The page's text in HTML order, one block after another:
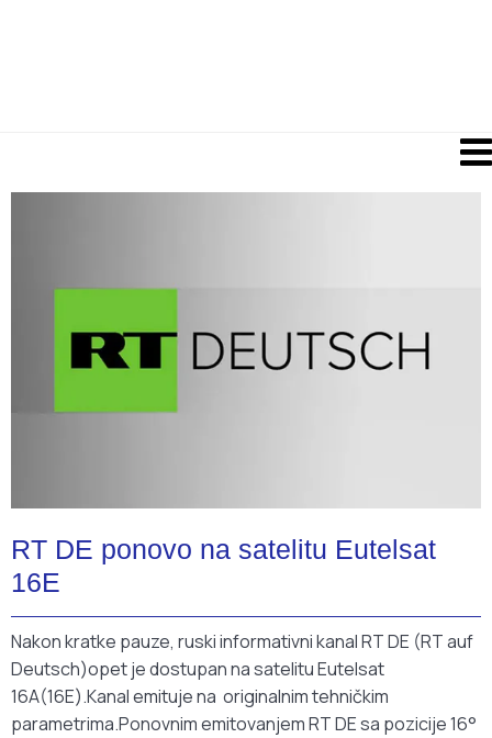
RT DE ponovo na satelitu Eutelsat
16E
Nakon kratke pauze, ruski informativni kanal RT DE (RT auf
Deutsch)opet je dostupan na satelitu Eutelsat
16A(16E).Kanal emituje na originalnim tehničkim
parametrima.Ponovnim emitovanjem RT DE sa pozicije 16°